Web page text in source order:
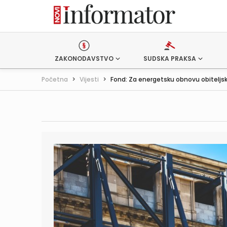
ZAKONODAVSTVO SUDSKA PRAKSA
Početna > Vijesti > Fond: Za energetsku obnovu